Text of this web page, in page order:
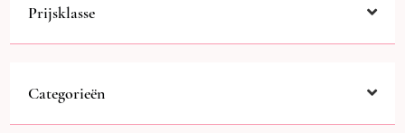
Prijsklasse
Categorieën